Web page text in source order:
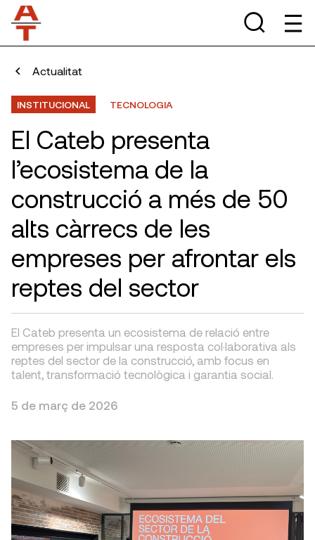
Actualitat
INSTITUCIONAL TECNOLOGIA
El Cateb presenta
l’ecosistema de la
construcció a més de 50
alts càrrecs de les
empreses per afrontar els
reptes del sector
El Cateb presenta un ecosistema de relació entre
empreses per impulsar una resposta col·laborativa als
reptes del sector de la construcció, amb focus en
talent, transformació tecnològica i garantia social.
5 de març de 2026